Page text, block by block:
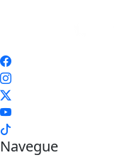
Navegue